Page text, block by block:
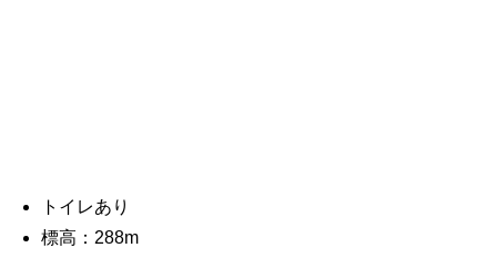
トイレあり
標高：288m